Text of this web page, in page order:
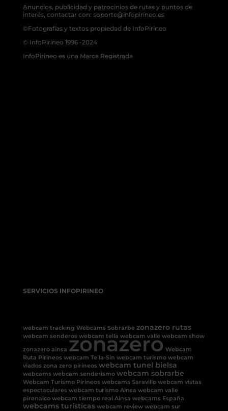
Anuncios, publicidad y patrocinios de rutas y puntos de
interés, contactar con: soporte@infopirineo.es
©Fotografías y textos propiedad de InfoPirineo
© InfoPirineo 1996 -2024
InfoPirineo es una Marca Registrada
SERVICIOS INFOPIRINEO
webcam tracking Webcams Sobrarbe zonazero rutas
webcam senderos webcam tella webcam valle webcam show
zonazero ainsa zonazero Webcam
Ruta Pirineos webcam Tella-Sin webcam turismo webcam
viados zona zero pirineos webcam tunel bielsa
webcams webcam senderismo webcam sobrarbe
Webcam Turismo Pirineos webcams Saravillo webcam vistas
espectaculares webcam turismo Ainsa webcam valle
pirenaico webcam tiempo real Ainsa webcams España
webcams turísticas webcam review webcam sur